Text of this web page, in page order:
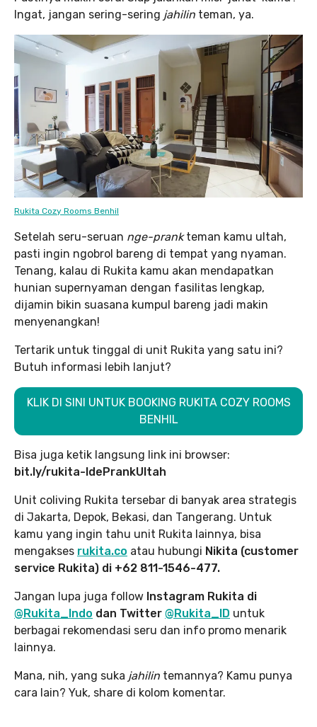
Ingat, jangan sering-sering jahilin teman, ya.
Rukita Cozy Rooms Benhil
Setelah seru-seruan nge-prankteman kamu ultah,
pasti ingin ngobrol bareng di tempat yang nyaman.
Tenang, kalau di Rukita kamu akan mendapatkan
hunian supernyaman dengan fasilitas lengkap,
dijamin bikin suasana kumpul bareng jadi makin
menyenangkan!
Tertarik untuk tinggal di unit Rukita yang satu ini?
Butuh informasi lebih lanjut?
KLIK DI SINI UNTUK BOOKING RUKITA COZY ROOMS
BENHIL
Bisa juga ketik langsung link ini browser:
bit.ly/rukita-IdePrankUltah
Unit coliving Rukita tersebar di banyak area strategis
di Jakarta, Depok, Bekasi, dan Tangerang. Untuk
kamu yang ingin tahu unit Rukita lainnya, bisa
mengakses rukita.co atau hubungi Nikita (customer
service Rukita) di +62 811-1546-477.
Jangan lupa juga follow Instagram Rukita di
@Rukita_Indo dan Twitter @Rukita_ID untuk
berbagai rekomendasi seru dan info promo menarik
lainnya.
Mana, nih, yang suka jahilin temannya? Kamu punya
cara lain? Yuk, share di kolom komentar.